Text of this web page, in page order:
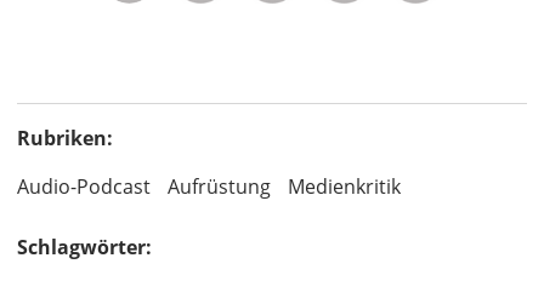
Rubriken:
Audio-Podcast
Aufrüstung Medienkritik
Schlagwörter: